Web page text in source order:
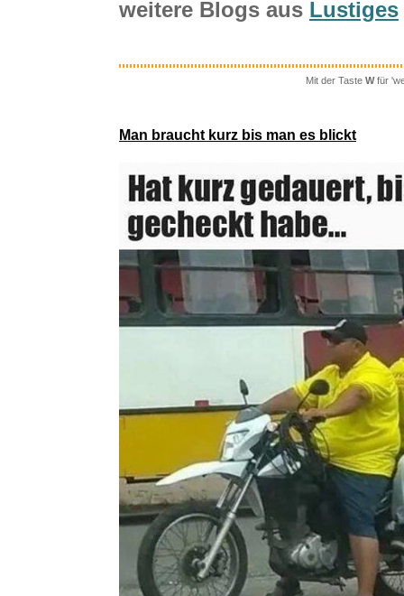
VTech
weitere Blogs aus Lustiges
Mit der Taste Wfür
Man braucht kurz bis man es blickt